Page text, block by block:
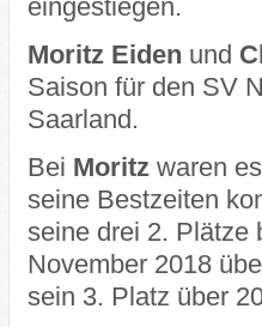
eingestiegen.
Moritz Eiden und
Saison für den SV
Saarland.
Bei Moritz waren
seine Bestzeiten
seine drei 2. Plätze
November 2018
sein 3. Platz über